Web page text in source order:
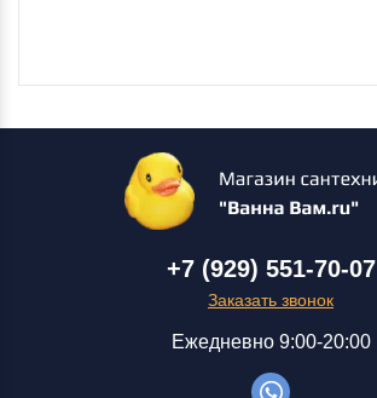
+7 (929) 551-70-07
Заказать звонок
Ежедневно 9:00-20:00